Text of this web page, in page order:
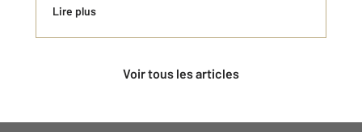
Lire plus
Voir tous les articles